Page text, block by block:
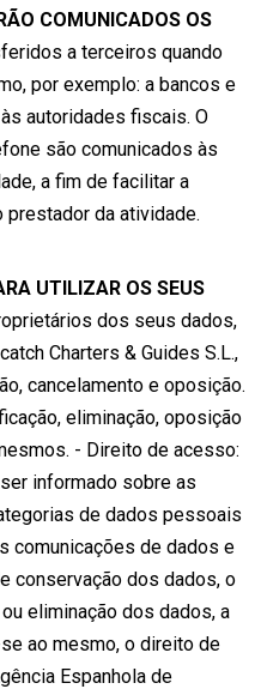
COMUNICADOS OS
a terceiros quando
por exemplo: a bancos e
autoridades fiscais. O
são comunicados às
a fim de facilitar a
prestador da atividade.
UTILIZAR OS SEUS
dos seus dados,
Charters & Guides S.L.,
cancelamento e oposição.
eliminação, oposição
- Direito de acesso:
informado sobre as
de dados pessoais
comunicações de dados e
conservação dos dados, o
eliminação dos dados, a
ao mesmo, o direito de
Espanhola de